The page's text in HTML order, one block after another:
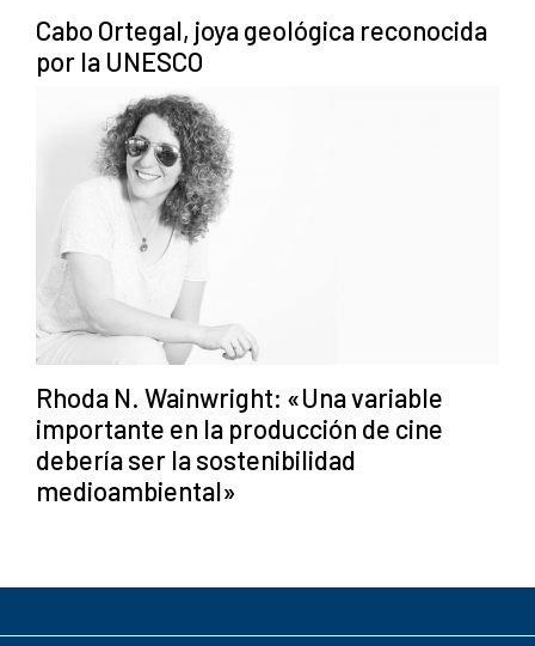
Cabo Ortegal, joya geológica reconocida
por la UNESCO
Rhoda N. Wainwright: «Una variable
importante en la producción de cine
debería ser la sostenibilidad
medioambiental»